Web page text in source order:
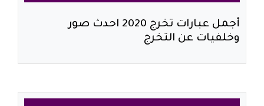
أجمل عبارات تخرج 2020 احدث صور
وخلفيات عن التخرج